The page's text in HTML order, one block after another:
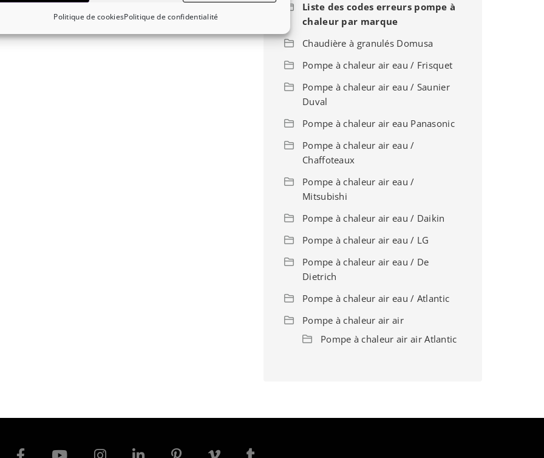
Politique de cookiesPolitique de confidentialité
Liste des codes erreurs pompe à
chaleur par marque
Chaudière à granulés Domusa
Pompe à chaleur air eau / Frisquet
Pompe à chaleur air eau / Saunier
Duval
Pompe à chaleur air eau Panasonic
Pompe à chaleur air eau /
Chaffoteaux
Pompe à chaleur air eau /
Mitsubishi
Pompe à chaleur air eau / Daikin
Pompe à chaleur air eau / LG
Pompe à chaleur air eau / De
Dietrich
Pompe à chaleur air eau / Atlantic
Pompe à chaleur air air
Pompe à chaleur air air Atlantic